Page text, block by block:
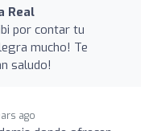
Real
por contar tu
mucho! Te
saludo!
ago